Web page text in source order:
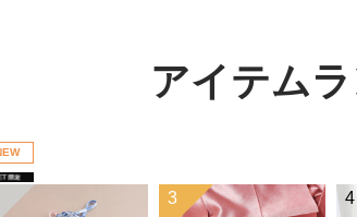
アイテム
3 4